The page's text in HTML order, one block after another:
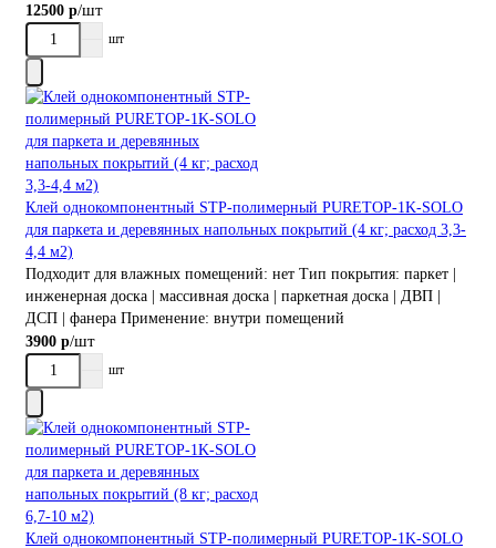
12500 р/шт
шт
Клей однокомпонентный STP-полимерный PURETOP-1K-SOLO
для паркета и деревянных напольных покрытий (4 кг; расход 3,3-
4,4 м2)
Подходит для влажных помещений: нет Тип покрытия: паркет |
инженерная доска | массивная доска | паркетная доска | ДВП |
ДСП | фанера Применение: внутри помещений
3900 р/шт
шт
Клей однокомпонентный STP-полимерный PURETOP-1K-SOLO